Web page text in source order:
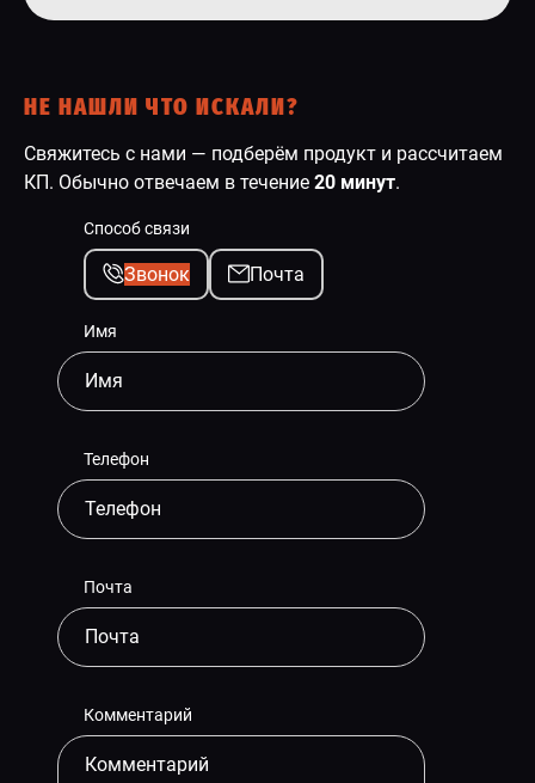
НЕ НАШЛИ ЧТО ИСКАЛИ?
Свяжитесь с нами — подберём продукт и рассчитаем
КП. Обычно отвечаем в течение 20 минут.
Способ связи
Звонок Почта
Имя
Телефон
Почта
Комментарий